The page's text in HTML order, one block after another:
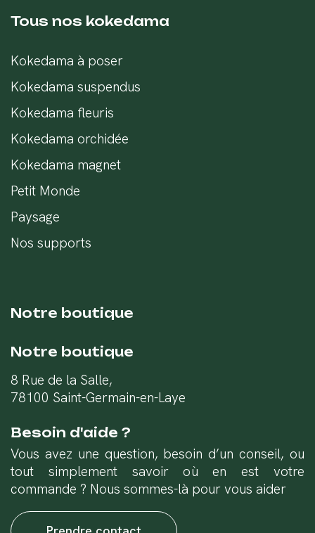
Tous nos kokedama
Kokedama à poser
Kokedama suspendus
Kokedama fleuris
Kokedama orchidée
Kokedama magnet
Petit Monde
Paysage
Nos supports
Notre boutique
Notre boutique
8 Rue de la Salle,
78100 Saint-Germain-en-Laye
Besoin d'aide ?
Vous avez une question, besoin d’un conseil, ou
tout simplement savoir où en est votre
commande ? Nous sommes-là pour vous aider